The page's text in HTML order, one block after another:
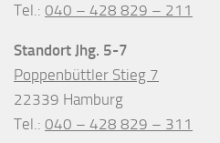
Tel.: 040 – 428 829 – 211
Standort Jhg. 5-7
Poppenbüttler Stieg 7
22339 Hamburg
Tel.: 040 – 428 829 – 311